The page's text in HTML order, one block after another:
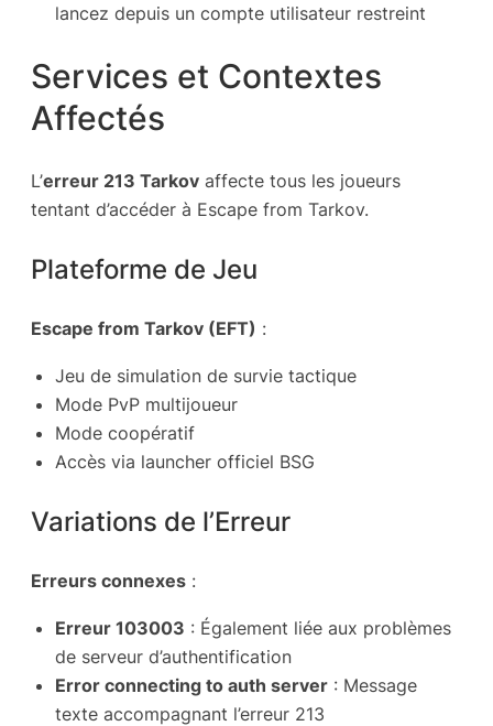
lancez depuis un compte utilisateur restreint
Services et Contextes
Affectés
L’erreur 213 Tarkov affecte tous les joueurs
tentant d’accéder à Escape from Tarkov.
Plateforme de Jeu
Escape from Tarkov (EFT) :
Jeu de simulation de survie tactique
Mode PvP multijoueur
Mode coopératif
Accès via launcher officiel BSG
Variations de l’Erreur
Erreurs connexes :
Erreur 103003 : Également liée aux problèmes
de serveur d’authentification
Error connecting to auth server : Message
texte accompagnant l’erreur 213